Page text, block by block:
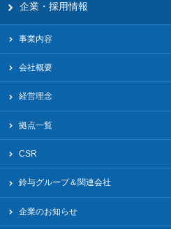
企業・採用情報
事業内容
会社概要
経営理念
拠点一覧
CSR
鈴与グループ＆関連会社
企業のお知らせ